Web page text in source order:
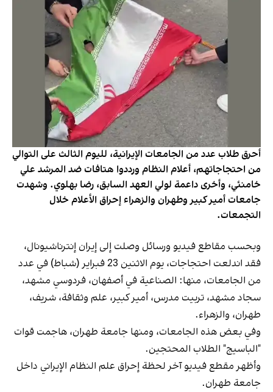
أحرق طلاب عدد من الجامعات الإيرانية، لليوم الثالث على التوالي
من احتجاجاتهم، أعلام النظام ورددوا هتافات ضد المرشد علي
خامنئي، وأخرى داعمة لولي العهد السابق، رضا بهلوي. وشهدت
جامعات أمير كبير وطهران والزهراء إحراق الأعلام خلال
التجمعات.
وبحسب مقاطع فيديو ورسائل وصلت إلى إيران إنترناشيونال،
فقد اندلعت احتجاجات، يوم الاثنين 23 فبراير (شباط) في عدد
من الجامعات، منها: الصناعية في أصفهان، فردوسي مشهد،
سجاد مشهد، تربيت مدرس، أمير كبير، علم وثقافة، شريف،
طهران، والزهراء.
وفي بعض هذه الجامعات، ومنها جامعة طهران، هاجمت قوات
"الباسيج" الطلاب المحتجين.
وأظهر مقطع فيديو آخر لحظة إحراق علم النظام الإيراني داخل
جامعة طهران.